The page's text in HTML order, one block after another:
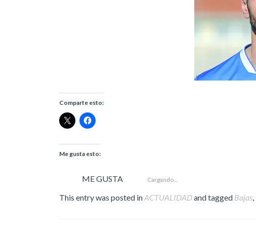
Comparte esto:
Me gusta esto:
ME GUSTA Cargando...
This entry was posted inACTUALIDADand tagged Bajas,